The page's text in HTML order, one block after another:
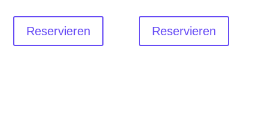
Reservieren Reservieren